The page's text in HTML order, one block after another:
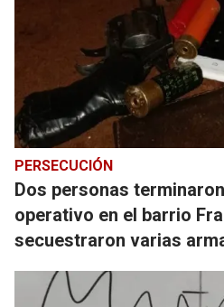
PERSECUCIÓN
Dos personas
operativo en el barrio
secuestraron varias